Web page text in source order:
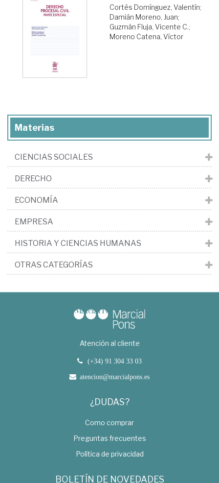
Cortés Domínguez, Valentín;
Damián Moreno, Juan;
Guzmán Fluja, Vicente C.;
Moreno Catena, Víctor
Materias
CIENCIAS SOCIALES
DERECHO
ECONOMÍA
EMPRESA
HISTORIA Y CIENCIAS HUMANAS
OTRAS CATEGORÍAS
Atención al cliente
(+34) 91 304 33 03
atencion@marcialpons.es
¿DUDAS?
Como comprar
Preguntas frecuentes
Política de privacidad
BOLETÍN DE NOVEDADES